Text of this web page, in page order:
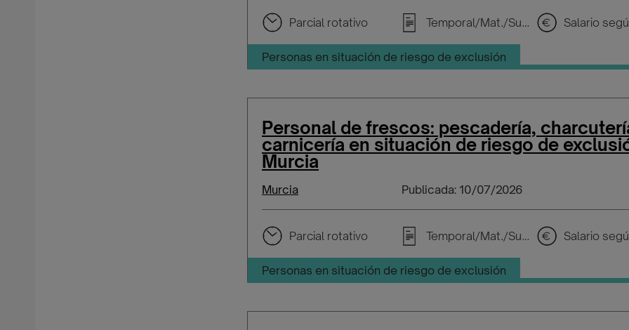
Parcial rotativo Temporal/Mat./Sustitución/...
Personas en situación de riesgo de exclusión
Personal de frescos: pescadería,
carnicería en situación de riesgo de
Murcia
Murcia Publicada: 10/07/2026
Parcial rotativo Temporal/Mat./Sustitución/...
Personas en situación de riesgo de exclusión